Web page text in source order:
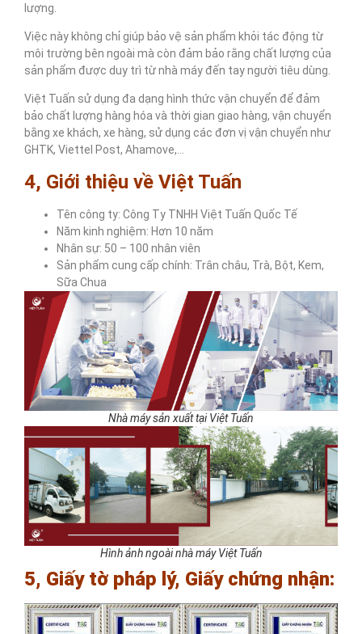
lượng.
Việc này không chỉ giúp bảo vệ sản phẩm khỏi tác động từ
môi trường bên ngoài mà còn đảm bảo rằng chất lượng của
sản phẩm được duy trì từ nhà máy đến tay người tiêu dùng.
Việt Tuấn sử dụng đa dạng hình thức vận chuyển để đảm
bảo chất lượng hàng hóa và thời gian giao hàng, vận chuyển
bằng xe khách, xe hàng, sử dụng các đơn vị vận chuyển như
GHTK, Viettel Post, Ahamove,…
4, Giới thiệu về Việt Tuấn
Tên công ty: Công Ty TNHH Việt Tuấn Quốc Tế
Năm kinh nghiệm: Hơn 10 năm
Nhân sự: 50 – 100 nhân viên
Sản phẩm cung cấp chính: Trân châu, Trà, Bột, Kem,
Sữa Chua
Nhà máy sản xuất tại Việt Tuấn
Hình ảnh ngoài nhà máy Việt Tuấn
5, Giấy tờ pháp lý, Giấy chứng nhận: